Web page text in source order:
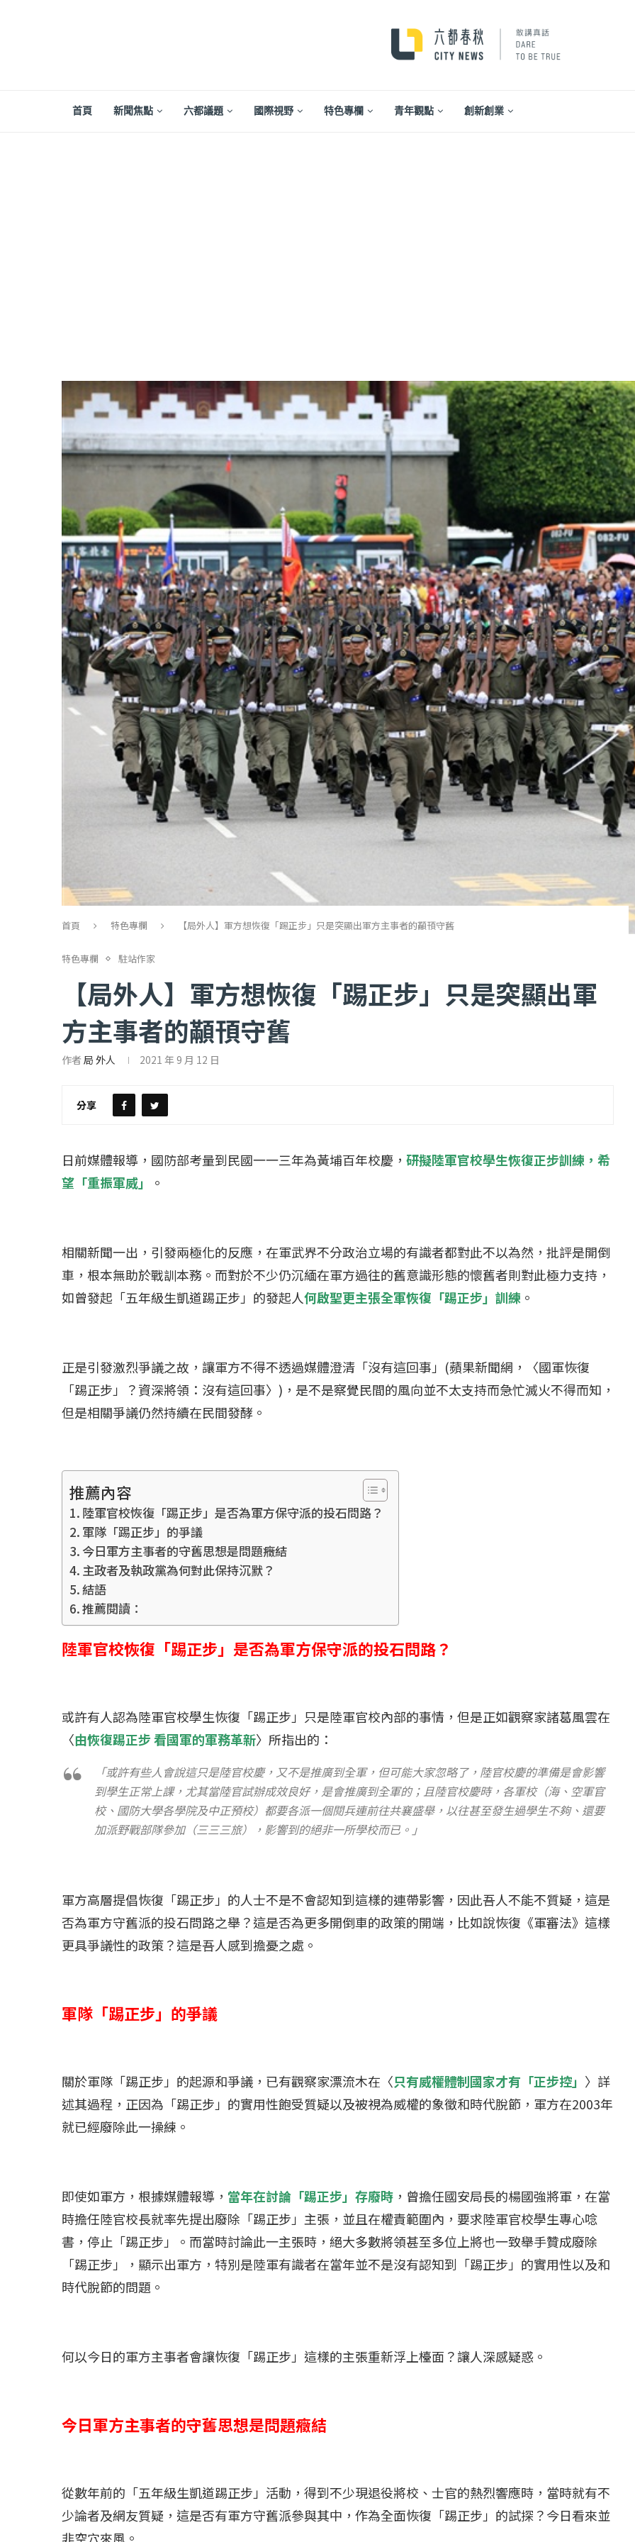
首頁 新聞焦點 六都議題 國際視野 特色專欄 青年觀點 創新創業
首頁 特色專欄 【局外人】軍方想恢復「踢正步」只是突顯出軍方主事者的顢頇守舊
特色專欄 駐站作家
【局外人】軍方想恢復「踢正步」只是突顯出軍
方主事者的顢頇守舊
作者 局 外人 2021 年 9 月 12 日
分享
日前媒體報導 ，國防部考量到民國一一三年為黃埔百年校慶， 研擬陸軍官校學生恢復正步訓練，希
望「重振軍威」
。
相關新聞一出，引發兩極化的反應，在軍武界不分政治立場的有識者都對此不以為然，批評是開倒
車，根本無助於戰訓本務。而對於不少仍沉緬在軍方過往的舊意識形態的懷舊者則對此極力支持，
如曾發起「五年級生凱道踢正步」的發起人何啟聖更主張全軍恢復「踢正步」訓練 。
正是引發激烈爭議之故，讓軍方不得不透過媒體澄清「沒有這回事」(蘋果新聞網，〈國軍恢復
「踢正步」？資深將領：沒有這回事〉)，是不是察覺民間的風向並不太支持而急忙滅火不得而知，
但是相關爭議仍然持續在民間發酵。
推薦內容
陸軍官校恢復「踢正步」是否為軍方保守派的投石問路？
軍隊「踢正步」的爭議
今日軍方主事者的守舊思想是問題癥結
主政者及執政黨為何對此保持沉默？
結語
推薦閱讀：
陸軍官校恢復「踢正步」是否為軍方保守派的投石問路？
或許有人認為陸軍官校學生恢復「踢正步」只是陸軍官校內部的事情，但是正如觀察家諸葛風雲在
〈由恢復踢正步 看國軍的軍務革新〉所指出的：
「或許有些人會說這只是陸官校慶，又不是推廣到全軍，但可能大家忽略了，陸官校慶的準備是會影響
到學生正常上課，尤其當陸官試辦成效良好，是會推廣到全軍的；且陸官校慶時，各軍校（海、空軍官
校、國防大學各學院及中正預校）都要各派一個閱兵連前往共襄盛舉，以往甚至發生過學生不夠、還要
加派野戰部隊參加（三三三旅），影響到的絕非一所學校而已。」
軍方高層提倡恢復「踢正步」的人士不是不會認知到這樣的連帶影響，因此吾人不能不質疑，這是
否為軍方守舊派的投石問路之舉？這是否為更多開倒車的政策的開端，比如說恢復《軍審法》這樣
更具爭議性的政策？這是吾人感到擔憂之處。
軍隊「踢正步」的爭議
關於軍隊「踢正步」的起源和爭議，已有觀察家漂流木在〈只有威權體制國家才有「正步控」 〉詳
述其過程，正因為「踢正步」的實用性飽受質疑以及被視為威權的象徵和時代脫節，軍方在2003年
就已經廢除此一操練。
即使如軍方，根據媒體報導 ， 當年在討論「踢正步」存廢時 ，曾擔任國安局長的楊國強將軍，在當
時擔任陸官校長就率先提出廢除「踢正步」主張，並且在權責範圍內，要求陸軍官校學生專心唸
書，停止「踢正步」。而當時討論此一主張時，絕大多數將領甚至多位上將也一致舉手贊成廢除
「踢正步」，顯示出軍方，特別是陸軍有識者在當年並不是沒有認知到「踢正步」的實用性以及和
時代脫節的問題。
何以今日的軍方主事者會讓恢復「踢正步」這樣的主張重新浮上檯面？讓人深感疑惑。
今日軍方主事者的守舊思想是問題癥結
從數年前的「五年級生凱道踢正步」活動，得到不少現退役將校、士官的熱烈響應時，當時就有不
少論者及網友質疑，這是否有軍方守舊派參與其中，作為全面恢復「踢正步」的試探？今日看來並
非空穴來風。
島雷克雅內斯火...
2023 年 12 月 月 20 日